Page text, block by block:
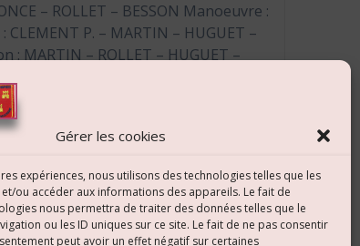
Gérer les cookies
expériences, nous utilisons des technologies telles que les
ou accéder aux informations des appareils. Le fait de
nous permettra de traiter des données telles que le
ou les ID uniques sur ce site. Le fait de ne pas consentir
peut avoir un effet négatif sur certaines
– ROLLET – BESSON Manoeuvre :
CLEMENT P. – MARTIN – HUGUET –
: MARTIN – ROLLET – HUGUET –